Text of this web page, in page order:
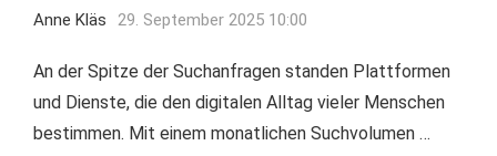
Anne Kläs 29. September 2025 10:00
An der Spitze der Suchanfragen standen Plattformen
und Dienste, die den digitalen Alltag vieler Menschen
bestimmen. Mit einem monatlichen Suchvolumen …